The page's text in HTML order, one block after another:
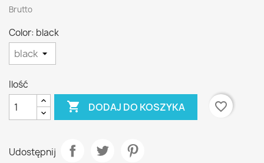
Brutto
Color: black
Ilość
 DODAJ DO KOSZYKA favorite_border
Udostępnij